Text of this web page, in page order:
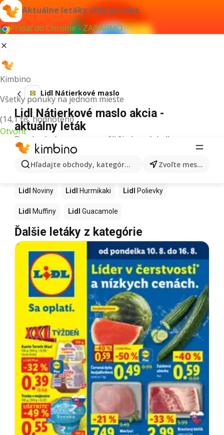
Aktuálne letáky vždy po ruke
Pridať do Chrome - ZADARMO
Kimbino
Všetky ponuky na jednom mieste
(14,1 tis. hodnotení)
Otvoriť
Hľadajte obchody, kategórie, produkty... Zvoľte mesto
Lidl Nátierkové maslo
Lidl Nátierkové maslo akcia -
aktuálny leták
Pre daný výraz sme nenašli žiadne výsledky.
Ďalšie produkty v obchodoch Lidl
Lidl Kapor Ashwagandha Nintendo Switch
Lidl Noviny Lidl Hurmikaki Lidl Polievky
Lidl Muffiny Lidl Guacamole
Ďalšie letáky z kategórie